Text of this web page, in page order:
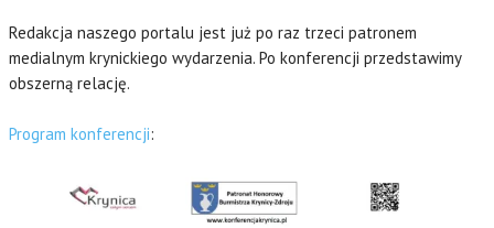
Redakcja naszego portalu jest już po raz trzeci patronem
medialnym krynickiego wydarzenia. Po konferencji przedstawimy
obszerną relację.
Program konferencji: